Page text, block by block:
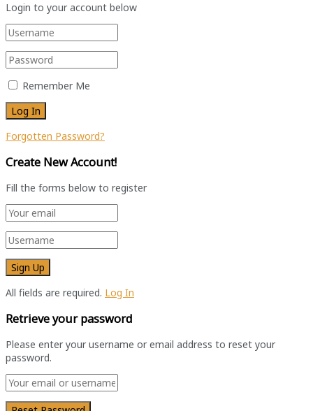
Login to your account below
Remember Me
Forgotten Password?
Create New Account!
Fill the forms below to register
All fields are required. Log In
Retrieve your password
Please enter your username or email address to reset your
password.